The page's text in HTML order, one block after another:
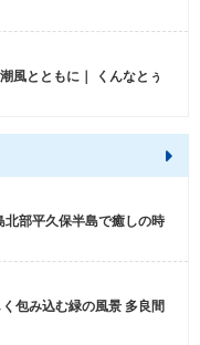
風とともに｜ くんなとぅ
部平久保半島で癒しの時
包み込む緑の風景 多良間